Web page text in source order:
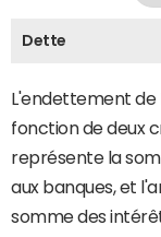
Dette
L'endettement de
fonction de deux
représente la
aux banques, et
somme des